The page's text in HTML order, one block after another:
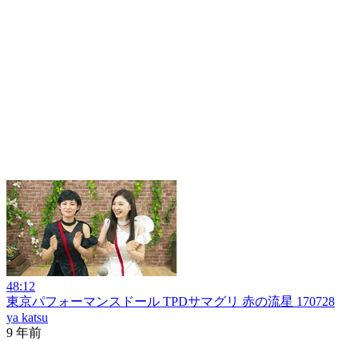
48:12
東京パフォーマンスドール TPDサマグリ 赤の流星 170728
ya katsu
9 年前